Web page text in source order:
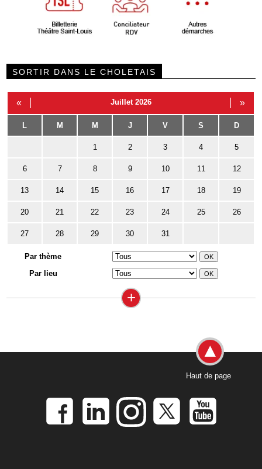
SORTIR DANS LE CHOLETAIS
« Juillet 2026 »
L M M J V S D
1 2 3 4 5
6 7 8 9 10 11 12
13 14 15 16 17 18 19
20 21 22 23 24 25 26
27 28 29 30 31
Par thème
Par lieu
+
Haut de page